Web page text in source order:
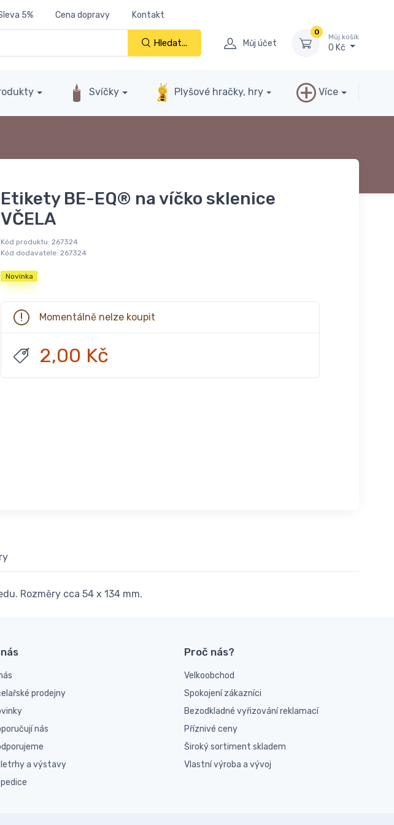
5% Cena dopravy Kontakt
Hledat... Můj účet
0
Můj košík
0 Kč
Svíčky Plyšové hračky, hry Více
Etikety BE-EQ® na víčko sklenice
VČELA
Kód produktu: 267324
Kód dodavatele: 267324
Novinka
Momentálně nelze koupit
2,00 Kč
Rozměry cca 54 x 134 mm.
prodejny
nás
a výstavy
Proč nás?
Velkoobchod
Spokojení zákazníci
Bezodkladné vyřizování reklamací
Příznivé ceny
Široký sortiment skladem
Vlastní výroba a vývoj